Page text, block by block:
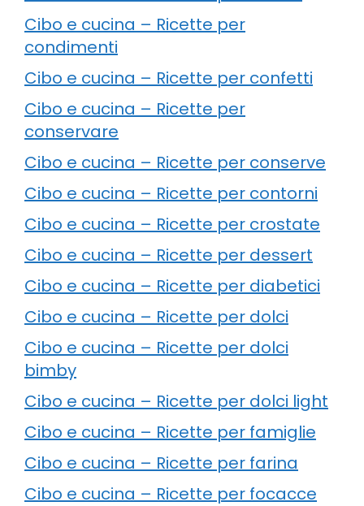
Cibo e cucina – Ricette per
condimenti
Cibo e cucina – Ricette per confetti
Cibo e cucina – Ricette per
conservare
Cibo e cucina – Ricette per conserve
Cibo e cucina – Ricette per contorni
Cibo e cucina – Ricette per crostate
Cibo e cucina – Ricette per dessert
Cibo e cucina – Ricette per diabetici
Cibo e cucina – Ricette per dolci
Cibo e cucina – Ricette per dolci
bimby
Cibo e cucina – Ricette per dolci light
Cibo e cucina – Ricette per famiglie
Cibo e cucina – Ricette per farina
Cibo e cucina – Ricette per focacce